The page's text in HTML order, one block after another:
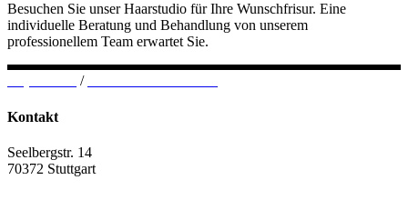
Besuchen Sie unser Haarstudio für Ihre Wunschfrisur. Eine
individuelle Beratung und Behandlung von unserem
professionellem Team erwartet Sie.
/
Kontakt
Seelbergstr. 14
70372 Stuttgart